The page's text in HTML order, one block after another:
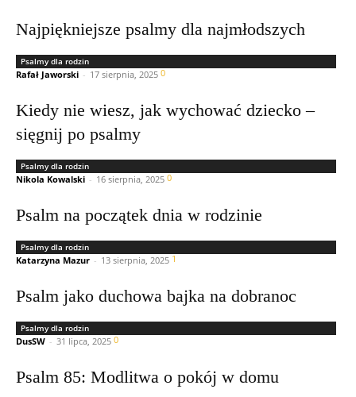
Najpiękniejsze psalmy dla najmłodszych
Psalmy dla rodzin
Rafał Jaworski - 17 sierpnia, 2025 0
Kiedy nie wiesz, jak wychować dziecko –
sięgnij po psalmy
Psalmy dla rodzin
Nikola Kowalski - 16 sierpnia, 2025 0
Psalm na początek dnia w rodzinie
Psalmy dla rodzin
Katarzyna Mazur - 13 sierpnia, 2025 1
Psalm jako duchowa bajka na dobranoc
Psalmy dla rodzin
DusSW - 31 lipca, 2025 0
Psalm 85: Modlitwa o pokój w domu